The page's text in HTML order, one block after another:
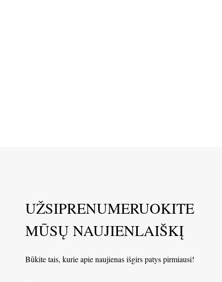
UŽSIPRENUMERUOKITE
MŪSŲ NAUJIENLAIŠKĮ
Būkite tais, kurie apie naujienas išgirs patys pirmiausi!